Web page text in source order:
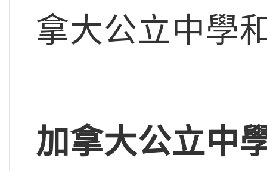
拿大公立中學
加拿大公立中